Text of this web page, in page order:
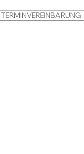
TERMINVEREINBARUNG